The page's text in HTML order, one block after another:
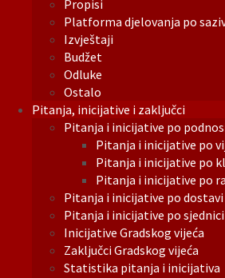
Propisi
Platforma djelovanja po
Izvještaji
Budžet
Odluke
Ostalo
Pitanja, inicijative i zaključci
Pitanja i inicijative po
Pitanja i inicijative po
Pitanja i inicijative po
Pitanja i inicijative po
Pitanja i inicijative po dostavi
Pitanja i inicijative po sjednici
Inicijative Gradskog vijeća
Zaključci Gradskog vijeća
Statistika pitanja i inicijativa